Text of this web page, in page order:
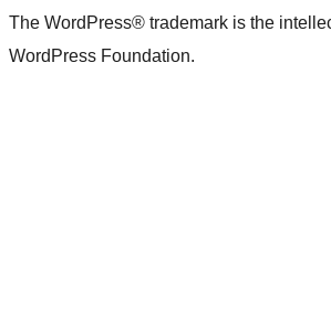
The WordPress® trademark is the
WordPress Foundation.